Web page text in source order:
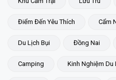
Điểm Đến Yêu Thích Cẩm
Du Lịch Bụi Đồng Nai
Camping Kinh Nghiệm Du